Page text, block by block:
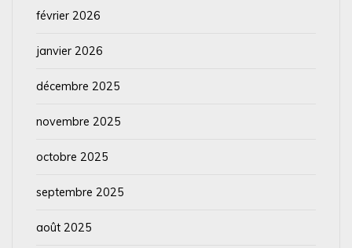
février 2026
janvier 2026
décembre 2025
novembre 2025
octobre 2025
septembre 2025
août 2025